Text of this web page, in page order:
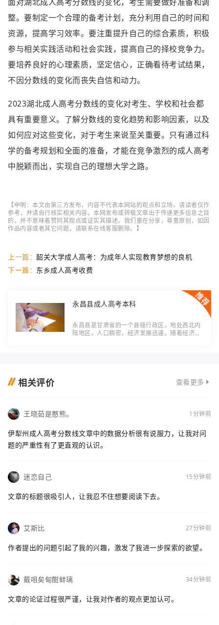
整。要制定一个合理的备考计划，充分利用自己的时间和
资源，提高学习效率。要注重提升自己的综合素质，积极
参与相关实践活动和社会实践，提高自己的择校竞争力。
要培养良好的心理素质，坚定信心，正确看待考试结果，
不因分数线的变化而丧失自信和动力。
2023湖北成人高考分数线的变化对考生、学校和社会都
具有重要意义。了解分数线的变化趋势和影响因素，以及
如何应对这些变化，对于考生来说至关重要。只有通过科
学的备考规划和全面的准备，才能在竞争激烈的成人高考
中脱颖而出，实现自己的理想大学之路。
【申明：本文由第三方发布，内容不代表本网站的观点和立场。请读者仅作
参考，并请自行核实相关内容。本网发布或转载文章出于传递更多信息之目
的，并不意味着赞同其观点或证实其描述。我们重在分享，尊重原创，如因
作品内容或者其它问题，请联系在线客服删除。】
上一篇： 韶关大学成人高考：为成年人实现教育梦想的良机
下一篇： 东乡成人高考收费
永昌县成人高考本科
永昌县是甘肃省的一个县级行政区，地处西北内
陆地区，人口稠密，经济发展迅速。随着经济的
相关评价 查看更多
王晓茹是憨熊。 1分钟前
伊犁州成人高考分数线文章中的数据分析很有说服力，让我对问
题的严重性有了更直观的认识。
迷恋自己 15分钟前
文章的标题很吸引人，让我忍不住想要阅读下去。
艾斯比 27分钟前
作者提出的问题引起了我的兴趣，激发了我进一步探索的欲望。
戴咀矣甸酣蚌璃 34分钟前
文章的论证过程很严谨，让我对作者的观点更加认可。